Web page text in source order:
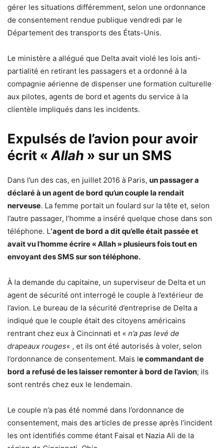
gérer les situations différemment, selon une ordonnance
de consentement rendue publique vendredi par le
Département des transports des États-Unis.
Le ministère a allégué que Delta avait violé les lois anti-
partialité en retirant les passagers et a ordonné à la
compagnie aérienne de dispenser une formation culturelle
aux pilotes, agents de bord et agents du service à la
clientèle impliqués dans les incidents.
Expulsés de l’avion pour avoir
écrit «Allah » sur un SMS
Dans l’un des cas, en juillet 2016 à Paris, un passager a
déclaré à un agent de bord qu’un couple la rendait
nerveuse. La femme portait un foulard sur la tête et, selon
l’autre passager, l’homme a inséré quelque chose dans son
téléphone. L‘agent de bord a dit qu’elle était passée et
avait vu l’homme écrire « Allah » plusieurs fois tout en
envoyant des SMS sur son téléphone.
À la demande du capitaine, un superviseur de Delta et un
agent de sécurité ont interrogé le couple à l’extérieur de
l’avion. Le bureau de la sécurité d’entreprise de Delta a
indiqué que le couple était des citoyens américains
rentrant chez eux à Cincinnati et « n’a pas levé de
drapeaux rouges« , et ils ont été autorisés à voler, selon
l’ordonnance de consentement. Mais le commandant de
bord a refusé de les laisser remonter à bord de l’avion; ils
sont rentrés chez eux le lendemain.
Le couple n’a pas été nommé dans l’ordonnance de
consentement, mais des articles de presse après l’incident
les ont identifiés comme étant Faisal et Nazia Ali de la